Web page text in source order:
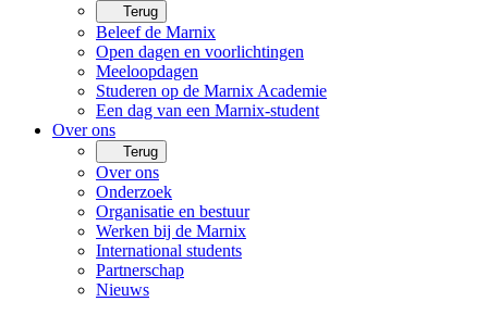
Terug
Beleef de Marnix
Open dagen en voorlichtingen
Meeloopdagen
Studeren op de Marnix Academie
Een dag van een Marnix-student
Over ons
Terug
Over ons
Onderzoek
Organisatie en bestuur
Werken bij de Marnix
International students
Partnerschap
Nieuws